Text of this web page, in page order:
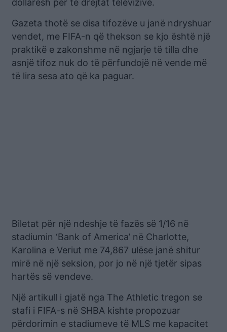
dollarësh për të drejtat televizive.
Gazeta thotë se disa tifozëve u janë ndryshuar
vendet, me FIFA-n që thekson se kjo është një
praktikë e zakonshme në ngjarje të tilla dhe
asnjë tifoz nuk do të përfundojë në vende më
të lira sesa ato që ka paguar.
Biletat për një ndeshje të fazës së 1/16 në
stadiumin ‘Bank of America’ në Charlotte,
Karolina e Veriut me 74,867 ulëse janë shitur
mirë në një seksion, por jo në një tjetër sipas
hartës së vendeve.
Një artikull i gjatë nga The Athletic tregon se
stafi i FIFA-s në SHBA kishte propozuar
përdorimin e stadiumeve të MLS me kapacitet